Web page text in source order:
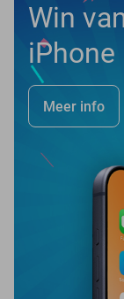
Win
iPhone
Meer info